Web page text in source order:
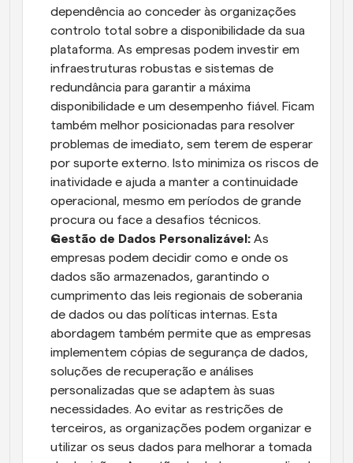
dependência ao conceder às organizações
controlo total sobre a disponibilidade da sua
plataforma. As empresas podem investir em
infraestruturas robustas e sistemas de
redundância para garantir a máxima
disponibilidade e um desempenho fiável. Ficam
também melhor posicionadas para resolver
problemas de imediato, sem terem de esperar
por suporte externo. Isto minimiza os riscos de
inatividade e ajuda a manter a continuidade
operacional, mesmo em períodos de grande
procura ou face a desafios técnicos.
Gestão de Dados Personalizável: As
empresas podem decidir como e onde os
dados são armazenados, garantindo o
cumprimento das leis regionais de soberania
de dados ou das políticas internas. Esta
abordagem também permite que as empresas
implementem cópias de segurança de dados,
soluções de recuperação e análises
personalizadas que se adaptem às suas
necessidades. Ao evitar as restrições de
terceiros, as organizações podem organizar e
utilizar os seus dados para melhorar a tomada